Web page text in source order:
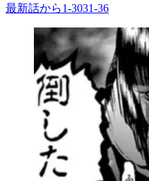
最新話から1-3031-36